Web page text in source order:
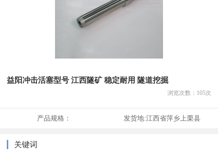
益阳冲击活塞型号 江西隧矿 稳定耐用 隧道挖掘
浏览次数： 105次
产品规格： 发货地:江西省萍乡上栗县
关键词